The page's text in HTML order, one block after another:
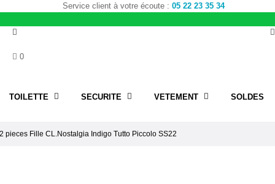
Service client à votre écoute : 05 22 23 35 34
0
TOILETTE SECURITE VETEMENT SOLDES
pieces Fille CL.Nostalgia Indigo Tutto Piccolo SS22